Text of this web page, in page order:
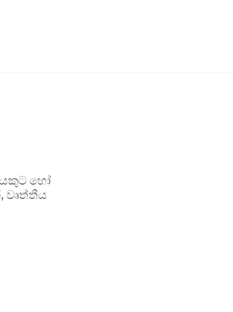
හෝ
වෘත්තීය